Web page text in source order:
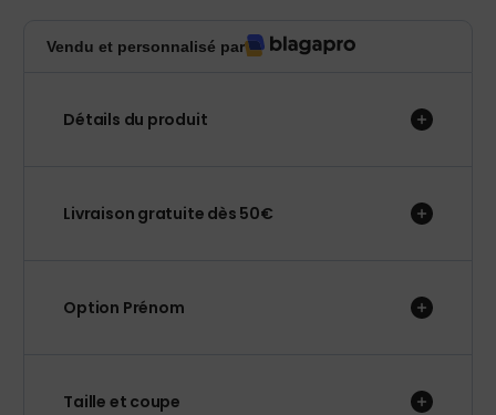
Vendu et personnalisé par
Détails du produit
Livraison gratuite dès 50€
Option Prénom
Taille et coupe